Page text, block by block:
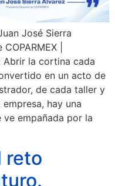
José Sierra
|
Abrir la cortina cada
en un acto de
de cada taller y
hay una
empañada por la
reto